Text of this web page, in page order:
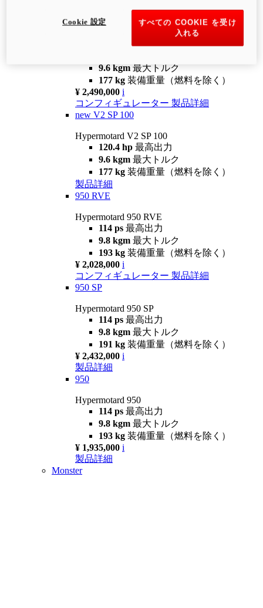
コンフィギュレーター 製品詳細
newV2 SP
Hypermotard V2 SP
9.6 kgm 最大トルク
177 kg 装備重量（燃料を除く）
¥ 2,490,000 i
コンフィギュレーター 製品詳細
new V2 SP 100
Hypermotard V2 SP 100
120.4 hp 最高出力
9.6 kgm 最大トルク
177 kg 装備重量（燃料を除く）
製品詳細
950 RVE
Hypermotard 950 RVE
114 ps 最高出力
9.8 kgm 最大トルク
193 kg 装備重量（燃料を除く）
¥ 2,028,000 i
コンフィギュレーター 製品詳細
950 SP
Hypermotard 950 SP
114 ps 最高出力
9.8 kgm 最大トルク
191 kg 装備重量（燃料を除く）
¥ 2,432,000 i
製品詳細
950
Hypermotard 950
114 ps 最高出力
9.8 kgm 最大トルク
193 kg 装備重量（燃料を除く）
¥ 1,935,000 i
製品詳細
Monster
すべての COOKIE を受け
入れる
Cookie 設定